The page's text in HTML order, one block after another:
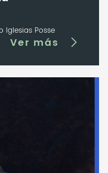
Iglesias Posse
Ver más